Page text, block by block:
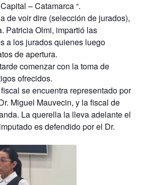
– Catamarca “.
de voir dire (selección de jurados),
Patricia Olmi, impartió las
a los jurados quienes luego
de apertura.
comenzar con la toma de
ofrecidos.
se encuentra representado por
Miguel Mauvecin, y la fiscal de
La querella la lleva adelante el
es defendido por el Dr.